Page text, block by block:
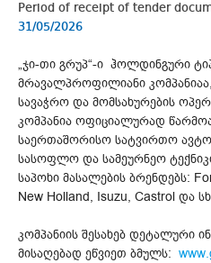
Period of receipt of tender
31/05/2026
„ჯი-თი გრუპ“-ი ჰოლდინგური
მრავალპროფილიანი კომპანიაა,
სავაჭრო და მომსახურების
კომპანია ოფიციალურად
საერთაშორისო სატვირთო
სასოფლო და სამეურნეო
საპოხი მასალების ბრენდებს:
New Holland, Isuzu, Castrol და
კომპანიის შესახებ დეტალური
მისაღებად ეწვიეთ ბმულს: